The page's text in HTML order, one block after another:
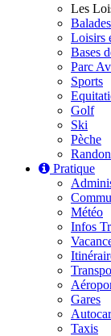
Les
Balades
Loisirs
Bases
Parc
Sports
Golf
Ski
Pèche
Pratique
Météo
Infos
Gares
Autocar
Taxis